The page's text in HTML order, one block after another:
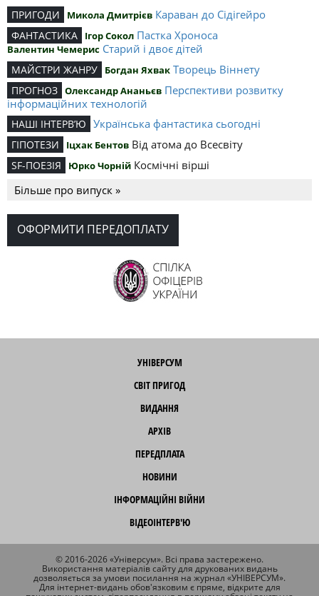
ПРИГОДИ Микола Дмитрієв Караван до Сідігейро
ФАНТАСТИКА Ігор Сокол Пастка Хроноса
Валентин Чемерис Старий і двоє дітей
МАЙСТРИ ЖАНРУ Богдан Яхвак Творець Віннету
ПРОГНОЗ Олександр Ананьєв Перспективи розвитку
інформаційних технологій
НАШІ ІНТЕРВ’Ю Українська фантастика сьогодні
ГІПОТЕЗИ Іцхак Бентов Від атома до Всесвіту
SF-ПОЕЗІЯ Юрко Чорній Космічні вірші
Більше про випуск »
ОФОРМИТИ ПЕРЕДОПЛАТУ
УНІВЕРСУМ
СВІТ ПРИГОД
ВИДАННЯ
АРХІВ
ПЕРЕДПЛАТА
НОВИНИ
ІНФОРМАЦІЙНІ ВІЙНИ
ВІДЕОІНТЕРВ'Ю
© 2016-2026 «Універсум». Всі права застережено.
Використання матеріалів сайту для друкованих видань
дозволяється за умови посилання на журнал «УНІВЕРСУМ».
Для інтернет-видань обов'язковим є пряме, відкрите для